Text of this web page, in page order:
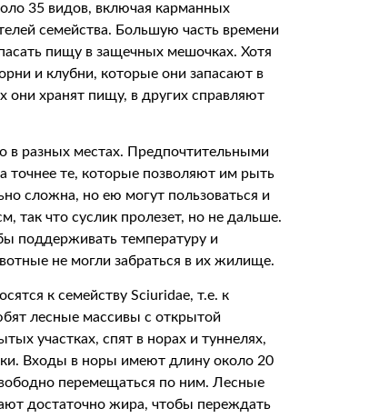
35 видов, включая карманных
семейства. Большую часть времени
пищу в защечных мешочках. Хотя
и клубни, которые они запасают в
хранят пищу, в других справляют
в разных местах. Предпочтительными
точнее те, которые позволяют им рыть
сложна, но ею могут пользоваться и
так что суслик пролезет, но не дальше.
поддерживать температуру и
не могли забраться в их жилище.
к семейству Sciuridae, т.е. к
лесные массивы с открытой
участках, спят в норах и туннелях,
Входы в норы имеют длину около 20
перемещаться по ним. Лесные
достаточно жира, чтобы переждать